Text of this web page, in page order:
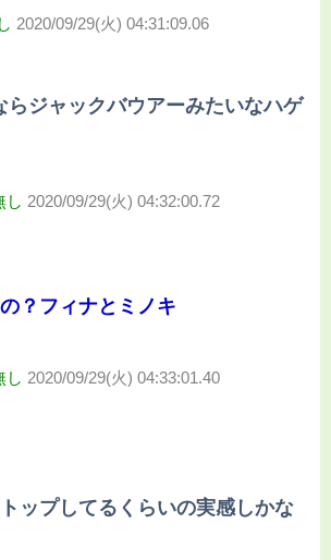
2020/09/29(火) 04:31:09.06
らジャックバウアーみたいなハゲ
し 2020/09/29(火) 04:32:00.72
？フィナとミノキ
し 2020/09/29(火) 04:33:01.40
ップしてるくらいの実感しかな